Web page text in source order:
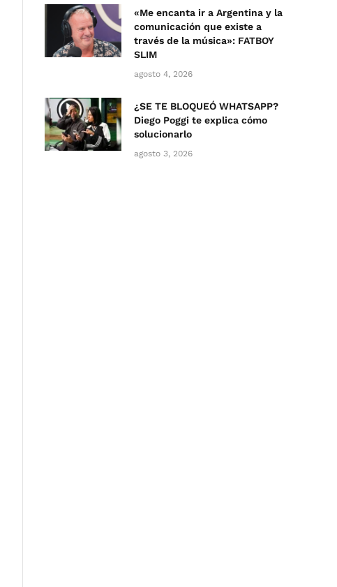
«Me encanta ir a Argentina y la
comunicación que existe a
través de la música»: FATBOY
SLIM
agosto 4, 2026
¿SE TE BLOQUEÓ WHATSAPP?
Diego Poggi te explica cómo
solucionarlo
agosto 3, 2026